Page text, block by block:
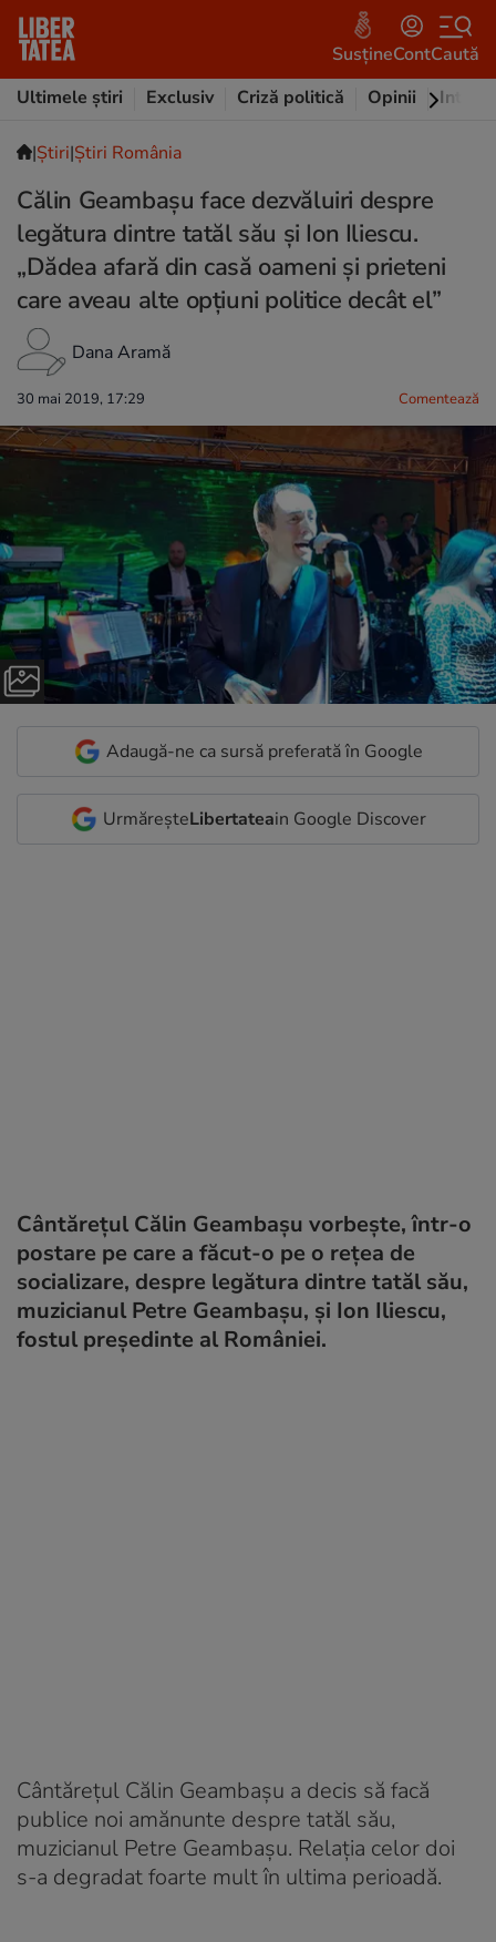
SusțineContCaută
Ultimele știri
Exclusiv Criză politică Opinii
|Ştiri|Știri România
Călin Geambașu face dezvăluiri despre
legătura dintre tatăl său și Ion Iliescu.
„Dădea afară din casă oameni și prieteni
care aveau alte opțiuni politice decât el”
Dana Aramă
30 mai 2019, 17:29 Comentează
Adaugă-ne ca sursă preferată în Google
UrmăreșteLibertateain Google Discover
Cântărețul Călin Geambașu vorbește, într-o
postare pe care a făcut-o pe o rețea de
socializare, despre legătura dintre tatăl său,
muzicianul Petre Geambașu, și Ion Iliescu,
fostul președinte al României.
Cântărețul Călin Geambașu a decis să facă
publice noi amănunte despre tatăl său,
muzicianul Petre Geambașu. Relația celor doi
s-a degradat foarte mult în ultima perioadă.